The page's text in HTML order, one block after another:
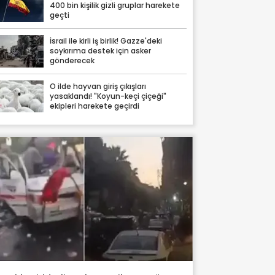
400 bin kişilik gizli gruplar harekete
geçti
İsrail ile kirli iş birlik! Gazze'deki
soykırıma destek için asker
gönderecek
O ilde hayvan giriş çıkışları
yasaklandı! "Koyun-keçi çiçeği"
ekipleri harekete geçirdi